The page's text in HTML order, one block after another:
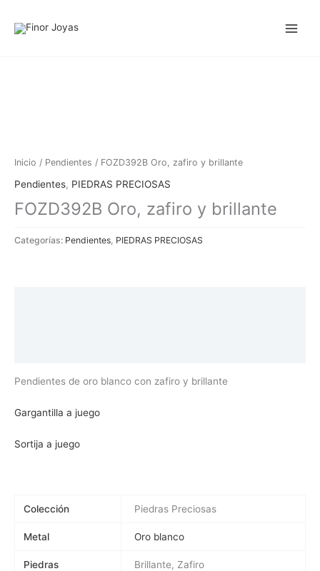
Inicio / Pendientes / FOZD392B Oro, zafiro y brillante
Pendientes, PIEDRAS PRECIOSAS
FOZD392B Oro, zafiro y brillante
Categorías: Pendientes PIEDRAS PRECIOSAS
Pendientes de oro blanco con zafiro y brillante
Gargantilla a juego
Sortija a juego
Colección Piedras Preciosas
Metal Oro blanco
Piedras Brillante, Zafiro